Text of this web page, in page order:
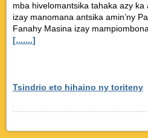
mba hivelomantsika tahaka azy
izay manomana antsika amin’ny
Fanahy Masina izay
[.......]
Tsindrio eto hihaino ny toriteny